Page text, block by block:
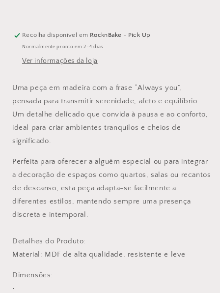
Recolha disponível em RocknBake - Pick Up
Normalmente pronto em 2-4 dias
Ver informações da loja
Uma peça em madeira com a frase “Always you”,
pensada para transmitir serenidade, afeto e equilíbrio.
Um detalhe delicado que convida à pausa e ao conforto,
ideal para criar ambientes tranquilos e cheios de
significado.
Perfeita para oferecer a alguém especial ou para integrar
a decoração de espaços como quartos, salas ou recantos
de descanso, esta peça adapta-se facilmente a
diferentes estilos, mantendo sempre uma presença
discreta e intemporal.
Detalhes do Produto:
Material: MDF de alta qualidade, resistente e leve
Dimensões:
•